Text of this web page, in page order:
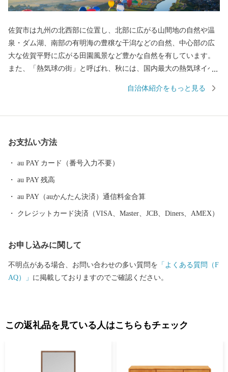
佐賀市は九州の北西部に位置し、北部に広がる山間地の自然や温
泉・ダム湖、南部の有明海の豊穣な干潟などの自然、中心部の広
大な佐賀平野に広がる田園風景など豊かな自然を有しています。
また、「熱気球の街」と呼ばれ、秋には、国内最大の熱気球イベ
山の熱気球が広大な佐賀平野を彩ります。 平成27年5月には、渡
た世界文化遺産「三重津海軍所跡」をはじめ、幕末維新の歴史遺
産も見どころの1つです。
自治体紹介をもっと見る
お支払い方法
au PAY カード（番号入力不要）
au PAY 残高
au PAY（auかんたん決済）通信料金合算
クレジットカード決済（VISA、Master、JCB、Diners、AMEX）
お申し込みに関して
不明点がある場合、お問い合わせの多い質問を 「よくある質問（F
AQ）」 に掲載しておりますのでご確認ください。
この返礼品を見ている人はこちらもチェック